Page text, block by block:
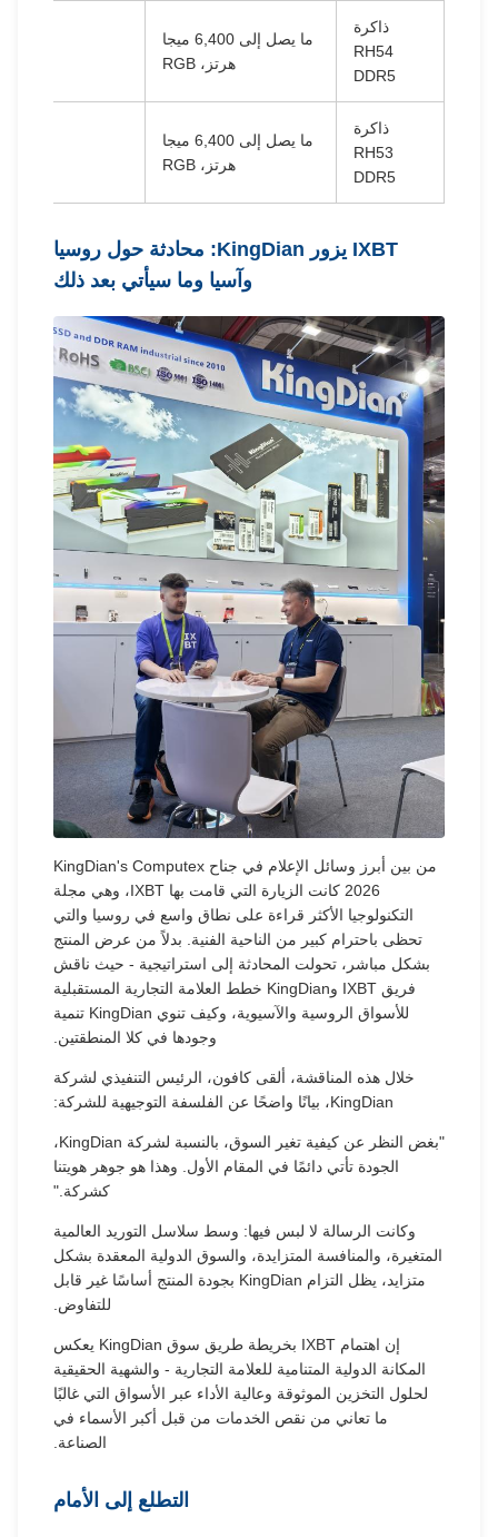
RH54
DDR5
ما يصل إلى 6,400 ميجا
هرتز، RGB
RH53
DDR5
ما يصل إلى 6,400 ميجا
هرتز، RGB
IXBT يزور KingDian: محادثة حول روسيا
وآسيا وما سيأتي بعد ذلك
من بين أبرز وسائل الإعلام في جناح KingDian's Computex
2026 كانت الزيارة التي قامت بها IXBT، وهي مجلة
التكنولوجيا الأكثر قراءة على نطاق واسع في روسيا والتي
تحظى باحترام كبير من الناحية الفنية. بدلاً من عرض المنتج
بشكل مباشر، تحولت المحادثة إلى استراتيجية - حيث ناقش
فريق IXBT وKingDian خطط العلامة التجارية المستقبلية
للأسواق الروسية والآسيوية، وكيف تنوي KingDian تنمية
وجودها في كلا المنطقتين.
خلال هذه المناقشة، ألقى كافون، الرئيس التنفيذي لشركة
KingDian، بيانًا واضحًا عن الفلسفة التوجيهية للشركة:
"بغض النظر عن كيفية تغير السوق، بالنسبة لشركة KingDian،
الجودة تأتي دائمًا في المقام الأول. وهذا هو جوهر هويتنا
كشركة."
وكانت الرسالة لا لبس فيها: وسط سلاسل التوريد العالمية
المتغيرة، والمنافسة المتزايدة، والسوق الدولية المعقدة بشكل
متزايد، يظل التزام KingDian بجودة المنتج أساسًا غير قابل
للتفاوض.
إن اهتمام IXBT بخريطة طريق سوق KingDian يعكس
المكانة الدولية المتنامية للعلامة التجارية - والشهية الحقيقية
لحلول التخزين الموثوقة وعالية الأداء عبر الأسواق التي غالبًا
ما تعاني من نقص الخدمات من قبل أكبر الأسماء في
الصناعة.
التطلع إلى الأمام